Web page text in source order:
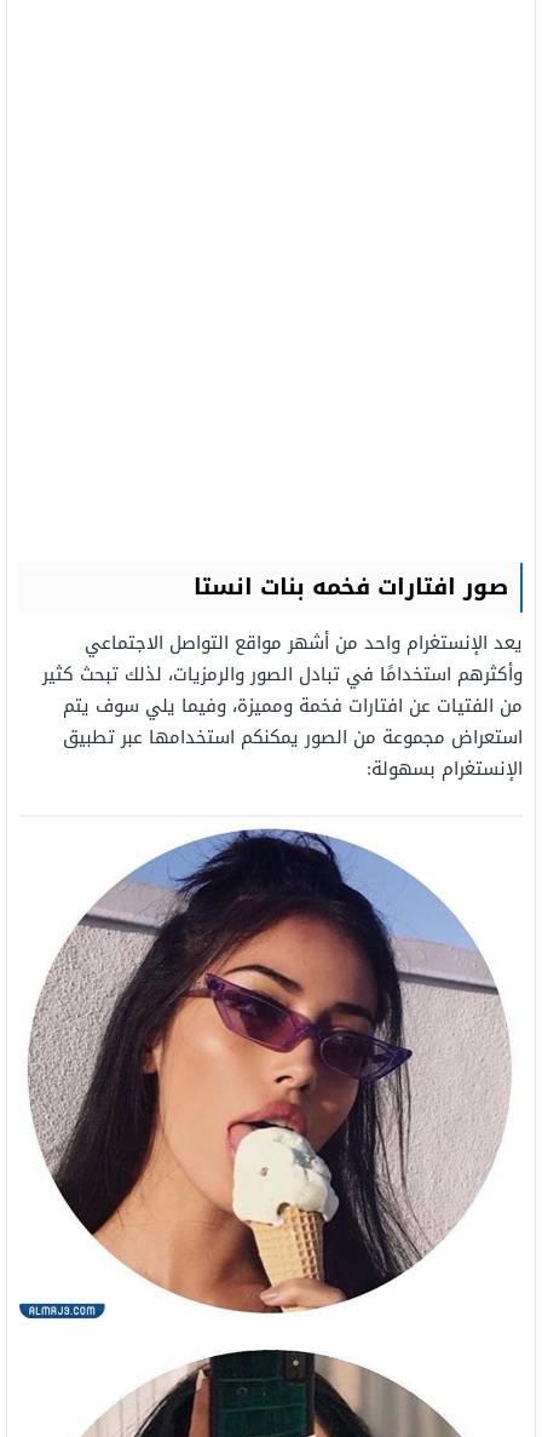
صور افتارات فخمه بنات انستا
يعد الإنستغرام واحد من أشهر مواقع التواصل الاجتماعي
وأكثرهم استخدامًا في تبادل الصور والرمزيات، لذلك تبحث كثير
من الفتيات عن افتارات فخمة ومميزة، وفيما يلي سوف يتم
استعراض مجموعة من الصور يمكنكم استخدامها عبر تطبيق
الإنستغرام بسهولة: